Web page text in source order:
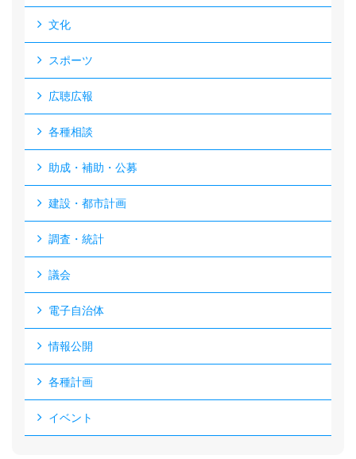
文化
スポーツ
広聴広報
各種相談
助成・補助・公募
建設・都市計画
調査・統計
議会
電子自治体
情報公開
各種計画
イベント